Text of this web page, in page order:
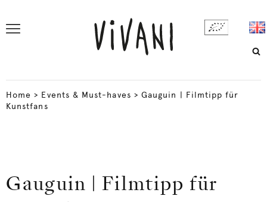
Home > Events & Must-haves > Gauguin | Filmtipp für
Kunstfans
Gauguin | Filmtipp für